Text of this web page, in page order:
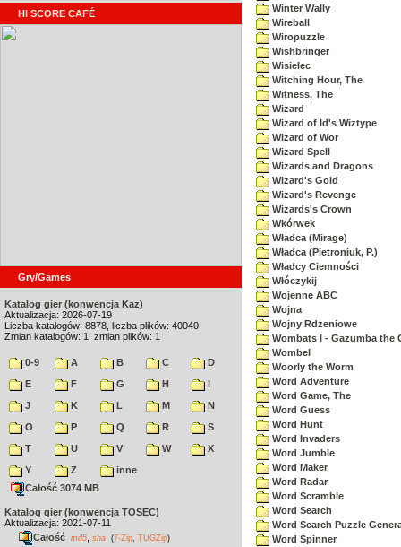
HI SCORE CAFÉ
Gry/Games
Katalog gier (konwencja Kaz)
Aktualizacja: 2026-07-19
Liczba katalogów: 8878, liczba plików: 40040
Zmian katalogów: 1, zmian plików: 1
0-9 A B C
D
E
F G H
I
J
K L M
N
O
P Q R
S
T
U V W
X
Y
Z
inne
Całość 3074 MB
Katalog gier (konwencja TOSEC)
Aktualizacja: 2021-07-11
Całość md5 sha (7-Zip TUGZip)
Winter Wally
Wireball
Wiropuzzle
Wishbringer
Wisielec
Witching Hour, The
Witness, The
Wizard
Wizard of Id's Wiztype
Wizard of Wor
Wizard Spell
Wizards and Dragons
Wizard's Gold
Wizard's Revenge
Wizards's Crown
Wkórwek
Władca (Mirage)
Władca (Pietroniuk, P.)
Władcy Ciemności
Włóczykij
Wojenne ABC
Wojna
Wojny Rdzeniowe
Wombats I - Gazumba the
Wombel
Woorly the Worm
Word Adventure
Word Game, The
Word Guess
Word Hunt
Word Invaders
Word Jumble
Word Maker
Word Radar
Word Scramble
Word Search
Word Search Puzzle
Word Spinner